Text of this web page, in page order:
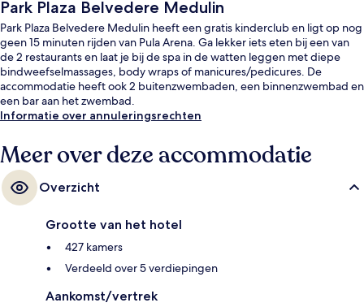
Park Plaza Belvedere Medulin
Park Plaza Belvedere Medulin heeft een gratis kinderclub en ligt op nog
geen 15 minuten rijden van Pula Arena. Ga lekker iets eten bij een van
de 2 restaurants en laat je bij de spa in de watten leggen met diepe
bindweefselmassages, body wraps of manicures/pedicures. De
accommodatie heeft ook 2 buitenzwembaden, een binnenzwembad en
een bar aan het zwembad.
Informatie over annuleringsrechten
Meer over deze accommodatie
Overzicht
Grootte van het hotel
427 kamers
Verdeeld over 5 verdiepingen
Aankomst/vertrek